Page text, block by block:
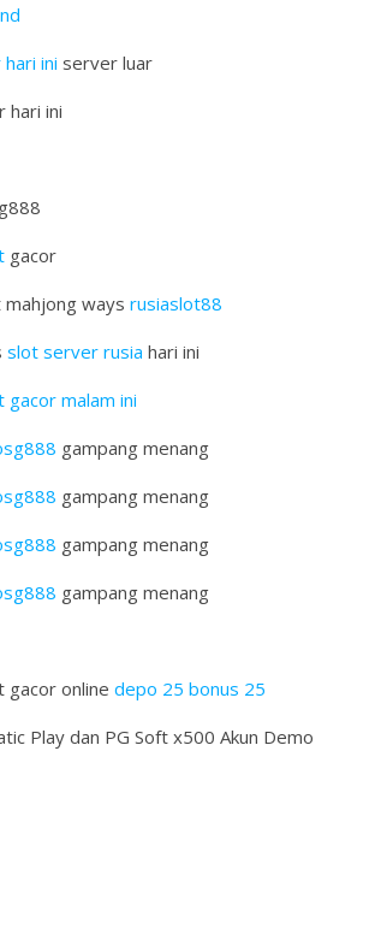
ini server luar
hari ini
gacor
ways rusiaslot88
slot server rusia hari ini
gacor malam ini
gampang menang
gampang menang
gampang menang
gampang menang
online depo 25 bonus 25
Play dan PG Soft x500 Akun Demo